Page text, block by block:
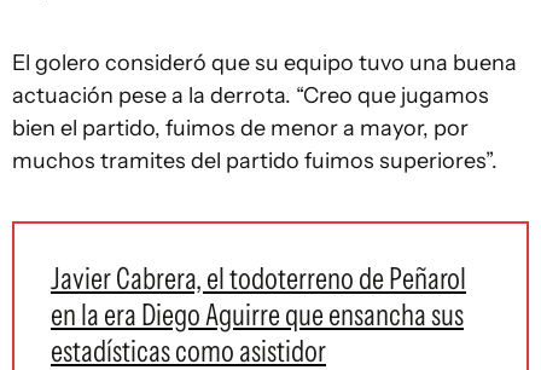
El golero consideró que su equipo tuvo una buena
actuación pese a la derrota. “Creo que jugamos
bien el partido, fuimos de menor a mayor, por
muchos tramites del partido fuimos superiores”.
Javier Cabrera, el todoterreno de Peñarol
en la era Diego Aguirre que ensancha sus
estadísticas como asistidor